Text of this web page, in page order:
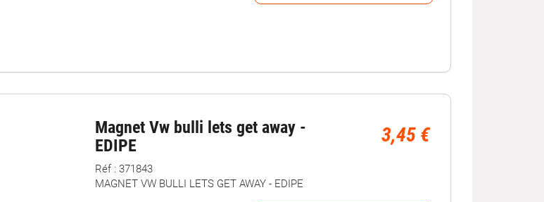
Magnet Vw bulli lets get away -
EDIPE
3,45 €
Réf : 371843
MAGNET VW BULLI LETS GET AWAY - EDIPE